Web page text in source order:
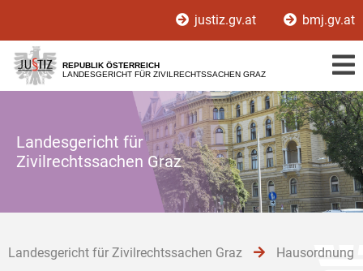
[1]
[2]
[3]
justiz.gv.at bmj.gv.at
REPUBLIK ÖSTERREICH
LANDESGERICHT FÜR ZIVILRECHTSSACHEN GRAZ
Landesgericht für
Zivilrechtssachen Graz
Landesgericht für Zivilrechtssachen Graz Hausordnung